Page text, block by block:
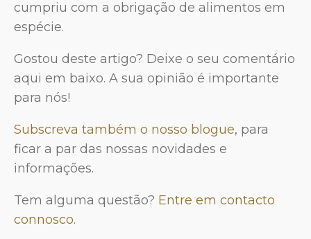
cumpriu com a obrigação de alimentos em
espécie.
Gostou deste artigo? Deixe o seu comentário
aqui em baixo. A sua opinião é importante
para nós!
Subscreva também o nosso blogue, para
ficar a par das nossas novidades e
informações.
Tem alguma questão? Entre em contacto
connosco.